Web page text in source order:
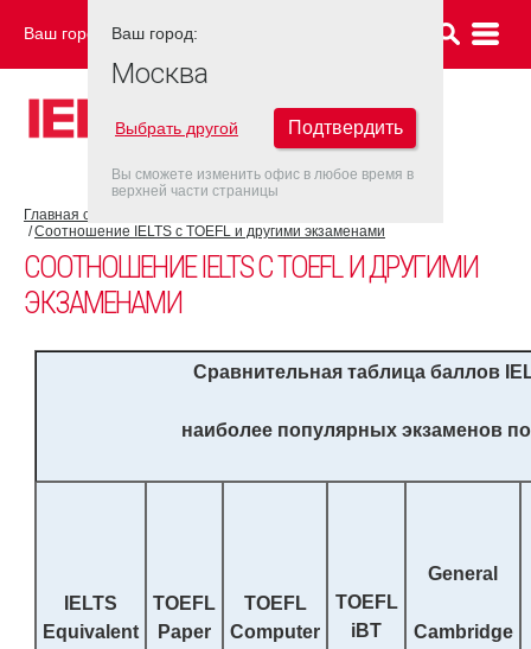
Ваш город: МОСКВА
Главная страница
Соотношение IELTS с TOEFL и другими экзаменами
СООТНОШЕНИЕ IELTS С TOEFL И ДРУГИМИ
ЭКЗАМЕНАМИ
Сравнительная таблица баллов
наиболее популярных экзаменов
IELTS
Equivalent
TOEFL
Paper
TOEFL
Computer
TOEFL
iBT
General
Cambridge
Ваш город:
Москва
Выбрать другой Подтвердить
Вы сможете изменить офис в любое время в
верхней части страницы